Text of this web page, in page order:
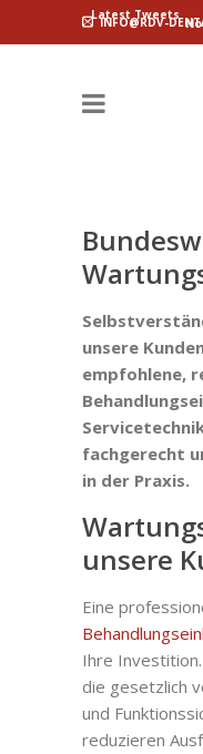
INFO@RDV-
Latest Tweets
unsere
empfohlene,
fachgerecht
in der Praxis.
unsere
Eine
Ihre
die gesetzlich
und
reduzieren